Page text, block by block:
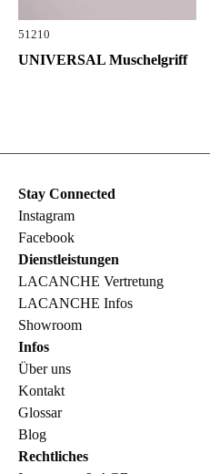
51210
UNIVERSAL Muschelgriff
Stay Connected
Instagram
Facebook
Dienstleistungen
LACANCHE Vertretung
LACANCHE Infos
Showroom
Infos
Über uns
Kontakt
Glossar
Blog
Rechtliches